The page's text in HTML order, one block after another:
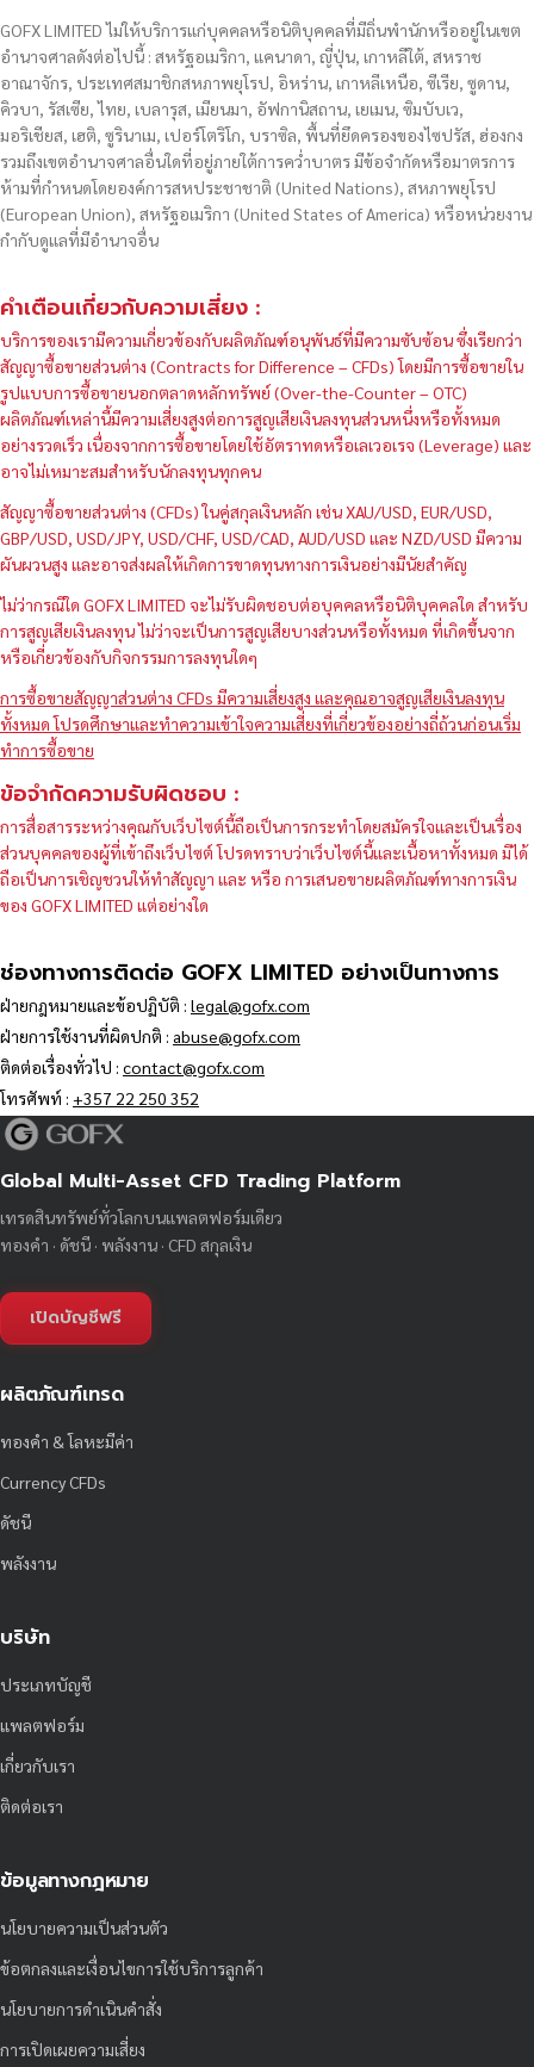
GOFX LIMITED ไม่ให้บริการแก่บุคคลหรือนิติบุคคลที่มีถิ่นพำนักหรืออยู่ในเขต
อำนาจศาลดังต่อไปนี้ : สหรัฐอเมริกา, แคนาดา, ญี่ปุ่น, เกาหลีใต้, สหราช
อาณาจักร, ประเทศสมาชิกสหภาพยุโรป, อิหร่าน, เกาหลีเหนือ, ซีเรีย, ซูดาน,
คิวบา, รัสเซีย, ไทย, เบลารุส, เมียนมา, อัฟกานิสถาน, เยเมน, ซิมบับเว,
มอริเชียส, เฮติ, ซูรินาเม, เปอร์โตริโก, บราซิล, พื้นที่ยึดครองของไซปรัส, ฮ่องกง
รวมถึงเขตอำนาจศาลอื่นใดที่อยู่ภายใต้การคว่ำบาตร มีข้อจำกัดหรือมาตรการ
ห้ามที่กำหนดโดยองค์การสหประชาชาติ (United Nations), สหภาพยุโรป
(European Union), สหรัฐอเมริกา (United States of America) หรือหน่วยงาน
กำกับดูแลที่มีอำนาจอื่น
คำเตือนเกี่ยวกับความเสี่ยง :
บริการของเรามีความเกี่ยวข้องกับผลิตภัณฑ์อนุพันธ์ที่มีความซับซ้อน ซึ่งเรียกว่า
สัญญาซื้อขายส่วนต่าง (Contracts for Difference – CFDs) โดยมีการซื้อขายใน
รูปแบบการซื้อขายนอกตลาดหลักทรัพย์ (Over-the-Counter – OTC)
ผลิตภัณฑ์เหล่านี้มีความเสี่ยงสูงต่อการสูญเสียเงินลงทุนส่วนหนึ่งหรือทั้งหมด
อย่างรวดเร็ว เนื่องจากการซื้อขายโดยใช้อัตราทดหรือเลเวอเรจ (Leverage) และ
อาจไม่เหมาะสมสำหรับนักลงทุนทุกคน
สัญญาซื้อขายส่วนต่าง (CFDs) ในคู่สกุลเงินหลัก เช่น XAU/USD, EUR/USD,
GBP/USD, USD/JPY, USD/CHF, USD/CAD, AUD/USD และ NZD/USD มีความ
ผันผวนสูง และอาจส่งผลให้เกิดการขาดทุนทางการเงินอย่างมีนัยสำคัญ
ไม่ว่ากรณีใด GOFX LIMITED จะไม่รับผิดชอบต่อบุคคลหรือนิติบุคคลใด สำหรับ
การสูญเสียเงินลงทุน ไม่ว่าจะเป็นการสูญเสียบางส่วนหรือทั้งหมด ที่เกิดขึ้นจาก
หรือเกี่ยวข้องกับกิจกรรมการลงทุนใดๆ
การซื้อขายสัญญาส่วนต่าง CFDs มีความเสี่ยงสูง และคุณอาจสูญเสียเงินลงทุน
ทั้งหมด โปรดศึกษาและทำความเข้าใจความเสี่ยงที่เกี่ยวข้องอย่างถี่ถ้วนก่อนเริ่ม
ทำการซื้อขาย
ข้อจำกัดความรับผิดชอบ :
การสื่อสารระหว่างคุณกับเว็บไซต์นี้ถือเป็นการกระทำโดยสมัครใจและเป็นเรื่อง
ส่วนบุคคลของผู้ที่เข้าถึงเว็บไซต์ โปรดทราบว่าเว็บไซต์นี้และเนื้อหาทั้งหมด มิได้
ถือเป็นการเชิญชวนให้ทำสัญญา และ หรือ การเสนอขายผลิตภัณฑ์ทางการเงิน
ของ GOFX LIMITED แต่อย่างใด
ช่องทางการติดต่อ GOFX LIMITED อย่างเป็นทางการ
ฝ่ายกฎหมายและข้อปฏิบัติ : legal@gofx.com
ฝ่ายการใช้งานที่ผิดปกติ : abuse@gofx.com
ติดต่อเรื่องทั่วไป : contact@gofx.com
โทรศัพท์ : +357 22 250 352
Global Multi-Asset CFD Trading Platform
เทรดสินทรัพย์ทั่วโลกบนแพลตฟอร์มเดียว
ทองคำ · ดัชนี · พลังงาน · CFD สกุลเงิน
เปิดบัญชีฟรี
ผลิตภัณฑ์เทรด
ทองคำ & โลหะมีค่า
Currency CFDs
ดัชนี
พลังงาน
บริษัท
ประเภทบัญชี
แพลตฟอร์ม
เกี่ยวกับเรา
ติดต่อเรา
ข้อมูลทางกฎหมาย
นโยบายความเป็นส่วนตัว
ข้อตกลงและเงื่อนไขการใช้บริการลูกค้า
นโยบายการดำเนินคำสั่ง
การเปิดเผยความเสี่ยง